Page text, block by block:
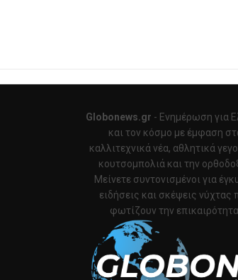
Globonews.gr - Ενημέρωση για
και τον κόσμο με έμφαση
καλλιτεχνικά νέα, αθλητικά
κουτσομπολιά και την
Μείνετε συντονισμένοι για
ειδήσεις και σκέψεις νύχτας
φωτίζουν την